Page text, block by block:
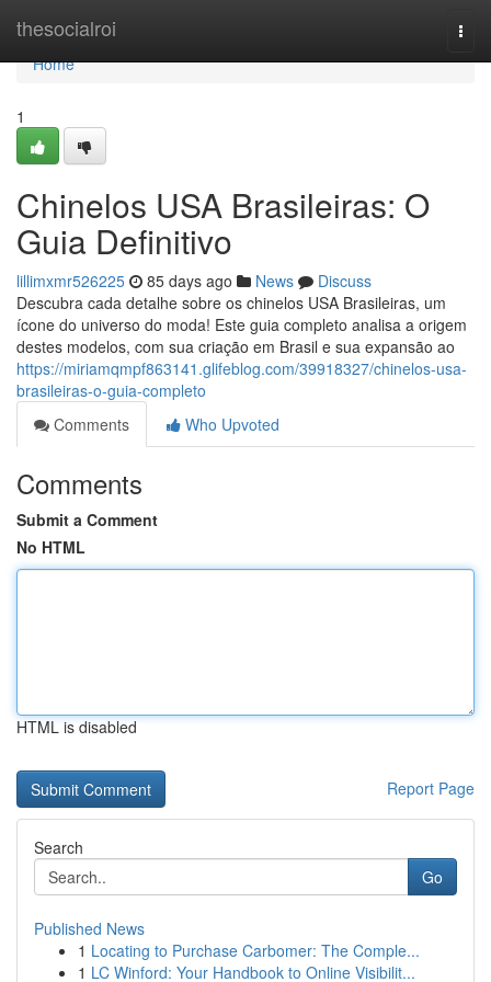
thesocialroi
Home
Home
1
Chinelos USA Brasileiras: O
Guia Definitivo
lillimxmr526225 85 days ago News
Discuss
Descubra cada detalhe sobre os chinelos USA Brasileiras, um
ícone do universo do moda! Este guia completo analisa a origem
destes modelos, com sua criação em Brasil e sua expansão ao
https://miriamqmpf863141.glifeblog.com/39918327/chinelos-usa-
brasileiras-o-guia-completo
Comments
Who Upvoted
Comments
Submit a Comment
No HTML
HTML is disabled
Report Page
Search
Go
Published News
1 Locating to Purchase Carbomer: The Comple...
1 LC Winford: Your Handbook to Online Visibilit...